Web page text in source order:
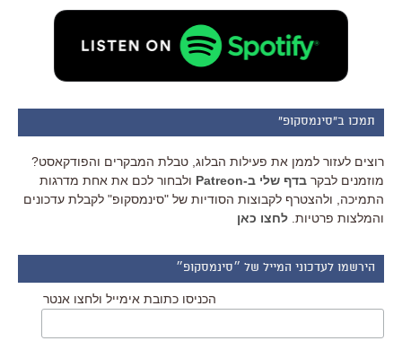
תמכו ב"סינמסקופ"
רוצים לעזור לממן את פעילות הבלוג, טבלת המבקרים והפודקאסט?
מוזמנים לבקר בדף שלי ב-Patreon
ולבחור לכם את אחת מדרגות
התמיכה, ולהצטרף לקבוצות הסודיות של "סינמסקופ" לקבלת עדכונים
והמלצות פרטיות. לחצו כאן
הירשמו לעדכוני המייל של ״סינמסקופ״
הכניסו כתובת אימייל ולחצו אנטר